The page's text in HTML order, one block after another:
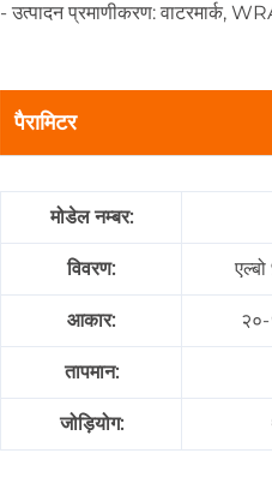
- उत्पादन प्रमाणीकरण: वाटरमार्क,
पैरामिटर
मोडेल नम्बर:
विवरण:
आकार: २०-
तापमान:
जोड़ियोग: